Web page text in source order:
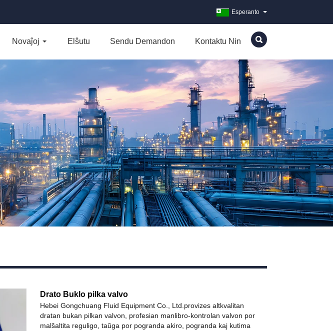
Esperanto
Novaĵoj Elŝutu Sendu Demandon Kontaktu Nin
Drato Buklo pilka valvo
Hebei Gongchuang Fluid Equipment Co., Ltd.provizes altkvalitan
dratan bukan pilkan valvon, profesian manlibro-kontrolan valvon por
malŝaltita reguligo, taŭga por pogranda akiro, pogranda kaj kutima